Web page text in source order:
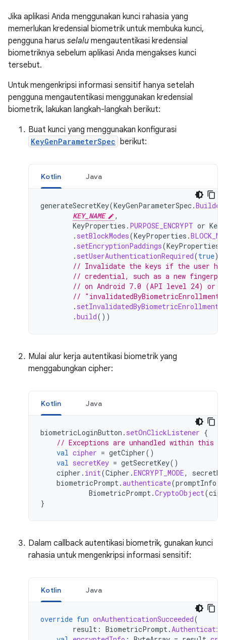
Jika aplikasi Anda menggunakan kunci rahasia yang
memerlukan kredensial biometrik untuk membuka kunci,
pengguna harus selalu mengautentikasi kredensial
biometriknya sebelum aplikasi Anda mengakses kunci
tersebut.
Untuk mengenkripsi informasi sensitif hanya setelah
pengguna mengautentikasi menggunakan kredensial
biometrik, lakukan langkah-langkah berikut:
Buat kunci yang menggunakan konfigurasi
KeyGenParameterSpec berikut:
Kotlin Java
generateSecretKey(KeyGenParameterSpec.Builder
KEY_NAME
,
KeyProperties . PURPOSE_ENCRYPT or
. setBlockModes(KeyProperties .
. setEncryptionPaddings(KeyProperties
. setUserAuthenticationRequired(true)
// Invalidate the keys if the user
// credential, such as a new
// on Android 7.0 (API level 24) or
//
. setInvalidatedByBiometricEnrollment
.build())
Mulai alur kerja autentikasi biometrik yang
menggabungkan cipher:
Kotlin Java
biometricLoginButton . setOnClickListener {
// Exceptions are unhandled within this
val cipher = getCipher()
val secretKey = getSecretKey()
cipher . init(Cipher .ENCRYPT_MODE,
biometricPrompt.authenticate(promptInfo
BiometricPrompt.CryptoObject(
}
Dalam callback autentikasi biometrik, gunakan kunci
rahasia untuk mengenkripsi informasi sensitif:
Kotlin Java
override fun onAuthenticationSucceeded(
result : BiometricPrompt.